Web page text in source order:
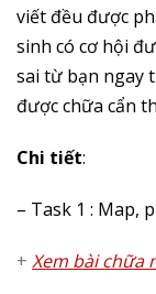
viết đều được
sinh có cơ hội
sai từ bạn ngay
được chữa cẩn
Chi tiết:
– Task 1 : Map,
+ Xem bài chữa